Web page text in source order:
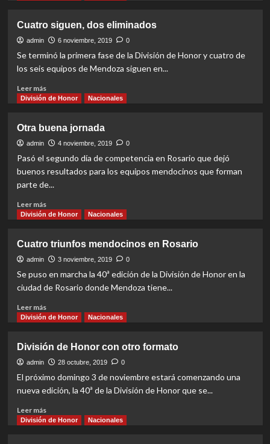
Regatas
y
Don
Orione
cuartos
Cuatro siguen, dos eliminados
admin 6 noviembre, 2019 0
Se terminó la primera fase de la División de Honor y cuatro de
los seis equipos de Mendoza siguen en...
Leer másRead
more
siguen,
dos
eliminados
División de Honor Nacionales
Otra buena jornada
admin 4 noviembre, 2019 0
Pasó el segundo día de competencia en Rosario que dejó
buenos resultados para los equipos mendocinos que forman
parte de...
Leer másRead
more
buena
jornada
División de Honor Nacionales
Cuatro triunfos mendocinos en Rosario
admin 3 noviembre, 2019 0
Se puso en marcha la 40ª edición de la División de Honor en la
ciudad de Rosario donde Mendoza tiene...
Leer másRead
more
triunfos
mendocinos
en
Rosario
División de Honor Nacionales
División de Honor con otro formato
admin 28 octubre, 2019 0
El próximo domingo 3 de noviembre estará comenzando una
nueva edición, la 40ª de la División de Honor que se...
Leer másRead
more
División de Honor Nacionales